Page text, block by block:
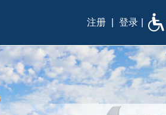
注册 登录